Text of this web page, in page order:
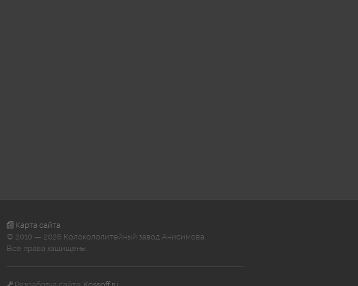
Карта сайта
© 2010 — 2026 Колокололитейный завод Анисимова.
Все права защищены.